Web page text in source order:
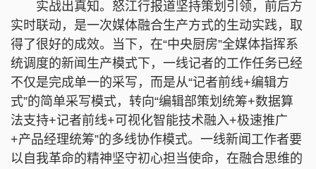
实战出真知。怒江行报道坚持策划引领，前后方
实时联动，是一次媒体融合生产方式的生动实践，取
得了很好的成效。当下，在“中央厨房”全媒体指挥系
统调度的新闻生产模式下，一线记者的工作任务已经
不仅是完成单一的采写，而是从“记者前线+编辑方
式”的简单采写模式，转向“编辑部策划统筹+数据算
法支持+记者前线+可视化智能技术融入+极速推广
+产品经理统筹”的多线协作模式。一线新闻工作者要
以自我革命的精神坚守初心担当使命，在融合思维的